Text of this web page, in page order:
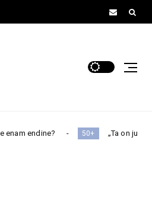
50+ „Ta on ju ikkagi minu laps”